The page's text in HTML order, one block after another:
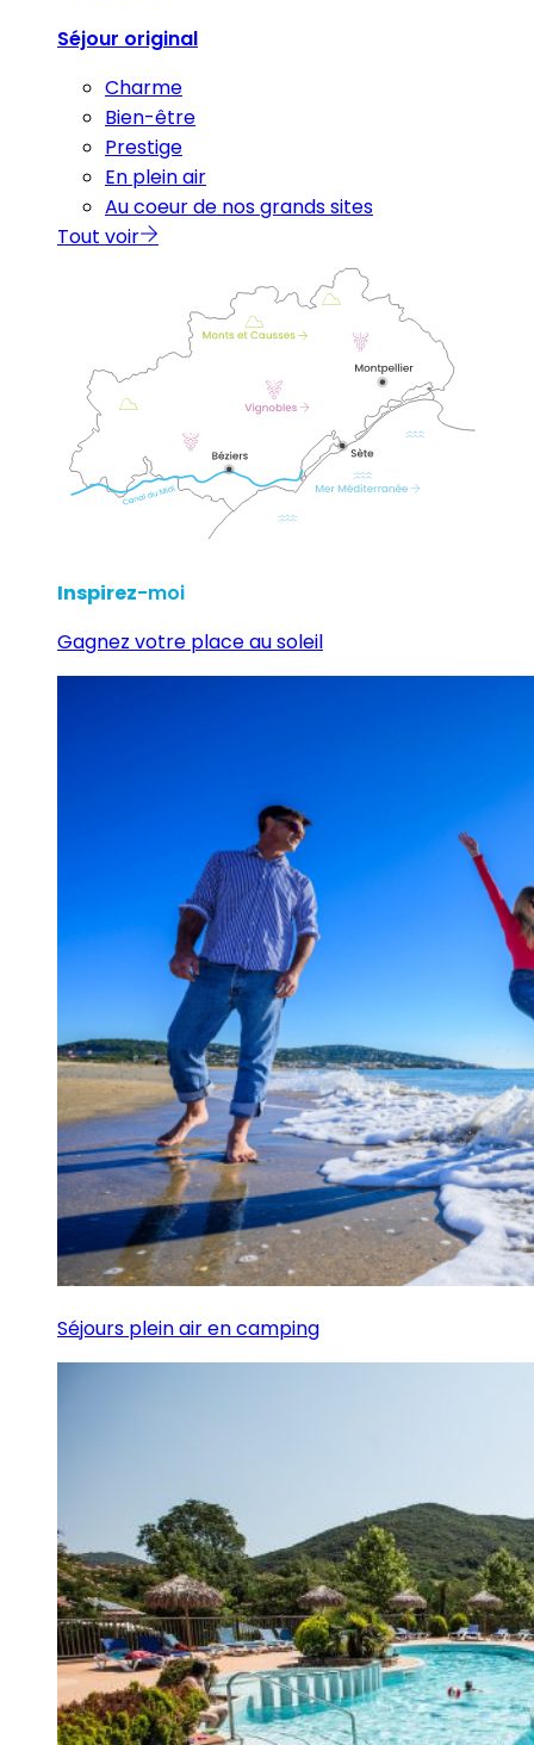
Séjour original
Charme
Bien-être
Prestige
En plein air
Au coeur de nos grands sites
Tout voir
Inspirez-moi
Gagnez votre place au soleil
Séjours plein air en camping